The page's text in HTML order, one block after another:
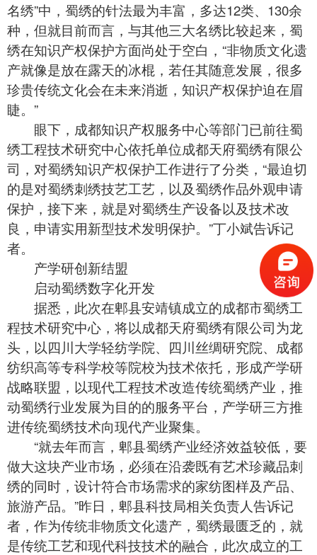
名绣”中， 蜀绣的针法最为丰富，多达12类、130余
种，但就目前而言，与其他三大名绣比较起来，蜀
绣在知识产权保护方面尚处于空白，“非物质文化遗
产就像是放在露天的冰棍，若任其随意发展，很多
珍贵传统文化会在未来消逝，知识产权保护迫在眉
睫。”
眼下，成都知识产权服务中心等部门已前往蜀
绣工程技术研究中心依托单位成都天府蜀绣有限公
司，对蜀绣知识产权保护工作进行了分类，“最迫切
的是对蜀绣刺绣技艺工艺，以及蜀绣作品外观申请
保护，接下来，就是对蜀绣生产设备以及技术改
良，申请实用新型技术发明保护。”丁小斌告诉记
者。
产学研创新结盟
启动蜀绣数字化开发
据悉，此次在郫县安靖镇成立的成都市蜀绣工
程技术研究中心，将以成都天府蜀绣有限公司为龙
头，以四川大学轻纺学院、四川丝绸研究院、成都
纺织高等专科学校等院校为技术依托，形成产学研
战略联盟，以现代工程技术改造传统蜀绣产业，推
动蜀绣行业发展为目的的服务平台，产学研三方推
进传统蜀绣技术向现代产业聚集。
“就去年而言，郫县蜀绣产业经济效益较低，要
做大这块产业市场，必须在沿袭既有艺术珍藏品刺
绣的同时，设计符合市场需求的家纺图样及产品、
旅游产品。”昨日，郫县科技局相关负责人告诉记
者，作为传统非物质文化遗产，蜀绣最匮乏的，就
是传统工艺和现代科技技术的融合，此次成立的工